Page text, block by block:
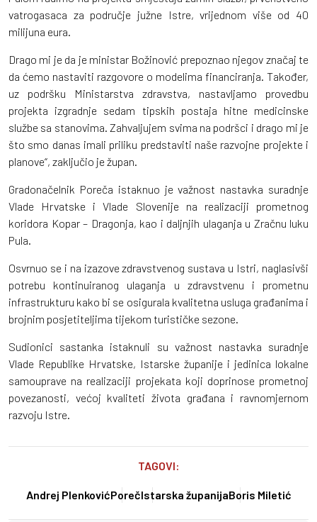
vatrogasaca za područje južne Istre, vrijednom više od 40
milijuna eura.
Drago mi je da je ministar Božinović prepoznao njegov značaj te
da ćemo nastaviti razgovore o modelima financiranja. Također,
uz podršku Ministarstva zdravstva, nastavljamo provedbu
projekta izgradnje sedam tipskih postaja hitne medicinske
službe sa stanovima. Zahvaljujem svima na podršci i drago mi je
što smo danas imali priliku predstaviti naše razvojne projekte i
planove“, zaključio je župan.
Gradonačelnik Poreča istaknuo je važnost nastavka suradnje
Vlade Hrvatske i Vlade Slovenije na realizaciji prometnog
koridora Kopar – Dragonja, kao i daljnjih ulaganja u Zračnu luku
Pula.
Osvrnuo se i na izazove zdravstvenog sustava u Istri, naglasivši
potrebu kontinuiranog ulaganja u zdravstvenu i prometnu
infrastrukturu kako bi se osigurala kvalitetna usluga građanima i
brojnim posjetiteljima tijekom turističke sezone.
Sudionici sastanka istaknuli su važnost nastavka suradnje
Vlade Republike Hrvatske, Istarske županije i jedinica lokalne
samouprave na realizaciji projekata koji doprinose prometnoj
povezanosti, većoj kvaliteti života građana i ravnomjernom
razvoju Istre.
TAGOVI:
Andrej PlenkovićPorečIstarska županijaBoris Miletić